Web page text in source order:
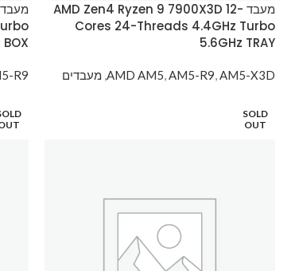
מעבד AMD Zen4 Ryzen 9 7900X3D 12-
Cores 24-Threads 4.4GHz Turbo
5.6GHz TRAY
AMD AM5,AM5-R9,AM5-X3D
, מעבדים R9
SOLD
OUT